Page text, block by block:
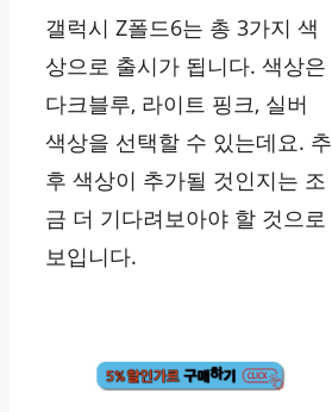
갤럭시 Z폴드6는 총 3가지 색
상으로 출시가 됩니다. 색상은
다크블루, 라이트 핑크, 실버
색상을 선택할 수 있는데요. 추
후 색상이 추가될 것인지는 조
금 더 기다려보아야 할 것으로
보입니다.